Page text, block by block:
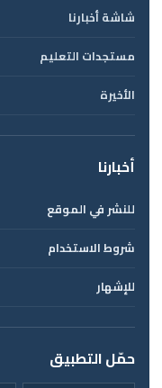
شاشة أخبارنا
مستجدات التعليم
الأخيرة
أخبارنا
للنشر في الموقع
شروط الاستخدام
للإشهار
حمّل التطبيق